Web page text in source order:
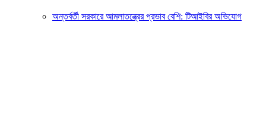
অন্তর্বর্তী সরকারে আমলাতন্ত্রের প্রভাব বেশি: টিআইবির অভিযোগ